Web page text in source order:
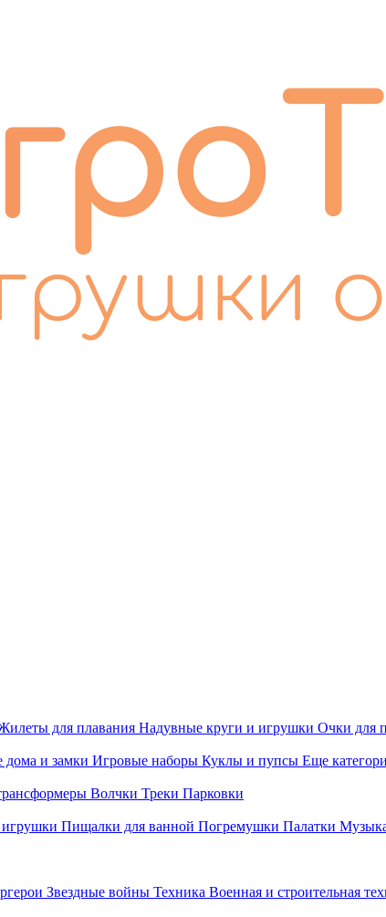
для плавания Надувные круги и игрушки Очки для
дома и замки Игровые наборы Куклы и пупсы Еще
Волчки Треки Парковки
Пищалки для ванной Погремушки Палатки
Звездные войны Техника Военная и строительная